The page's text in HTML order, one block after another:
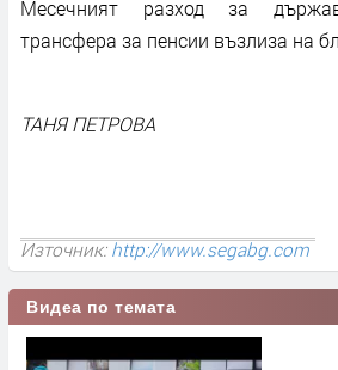
Месечният разход за
трансфера за пенсии възлиза на
ТАНЯ ПЕТРОВА
Източник:http://www.segabg.com
Видеа по темата